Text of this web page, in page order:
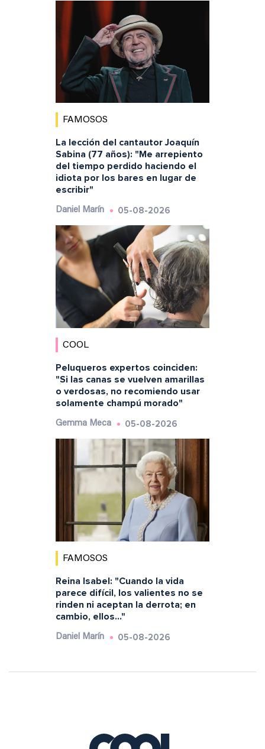
FAMOSOS
La lección del cantautor Joaquín
Sabina (77 años): "Me arrepiento
del tiempo perdido haciendo el
idiota por los bares en lugar de
escribir"
Daniel Marín 05-08-2026
COOL
Peluqueros expertos coinciden:
"Si las canas se vuelven amarillas
o verdosas, no recomiendo usar
solamente champú morado"
Gemma Meca 05-08-2026
FAMOSOS
Reina Isabel: "Cuando la vida
parece difícil, los valientes no se
rinden ni aceptan la derrota; en
cambio, ellos..."
Daniel Marín 05-08-2026